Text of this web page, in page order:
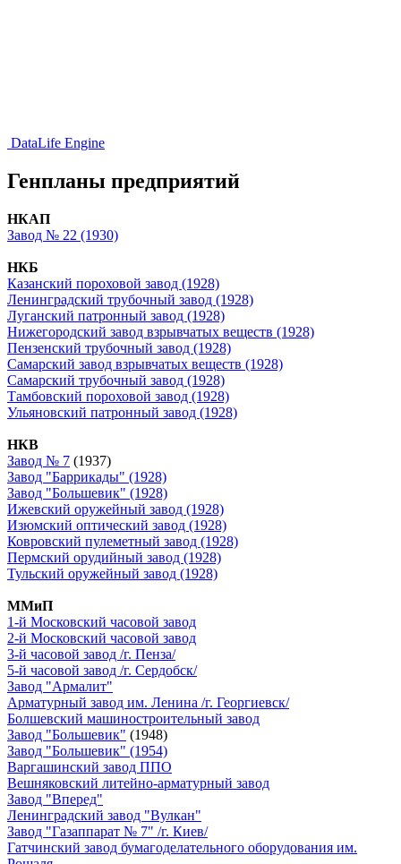
DataLife Engine
Генпланы предприятий
НКАП
Завод № 22 (1930)
НКБ
Казанский пороховой завод (1928)
Ленинградский трубочный завод (1928)
Луганский патронный завод (1928)
Нижегородский завод взрывчатых веществ (1928)
Пензенский трубочный завод (1928)
Самарский завод взрывчатых веществ (1928)
Самарский трубочный завод (1928)
Тамбовский пороховой завод (1928)
Ульяновский патронный завод (1928)
НКВ
Завод № 7 (1937)
Завод "Баррикады" (1928)
Завод "Большевик" (1928)
Ижевский оружейный завод (1928)
Изюмский оптический завод (1928)
Ковровский пулеметный завод (1928)
Пермский орудийный завод (1928)
Тульский оружейный завод (1928)
ММиП
1-й Московский часовой завод
2-й Московский часовой завод
3-й часовой завод /г. Пенза/
5-й часовой завод /г. Сердобск/
Завод "Армалит"
Арматурный завод им. Ленина /г. Георгиевск/
Болшевский машиностроительный завод
Завод "Большевик" (1948)
Завод "Большевик" (1954)
Варгашинский завод ППО
Вешняковский литейно-арматурный завод
Завод "Вперед"
Ленинградский завод "Вулкан"
Завод "Газаппарат № 7" /г. Киев/
Гатчинский завод бумагоделательного оборудования им.